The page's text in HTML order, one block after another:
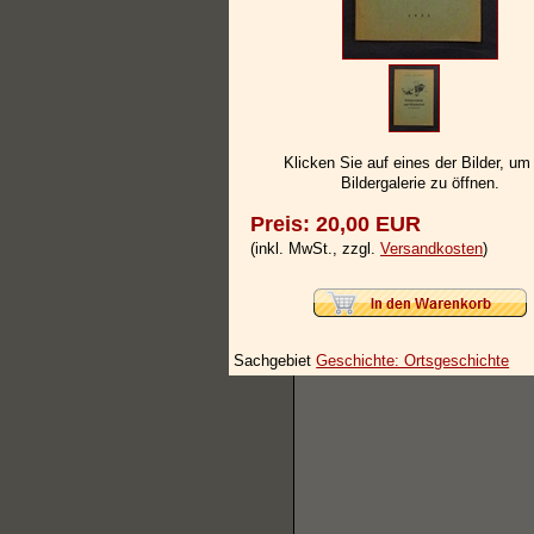
Klicken Sie auf eines der Bilder, um
Bildergalerie zu öffnen.
Preis: 20,00 EUR
(inkl. MwSt., zzgl. Versandkosten)
SachgebietGeschichte: Ortsgeschichte